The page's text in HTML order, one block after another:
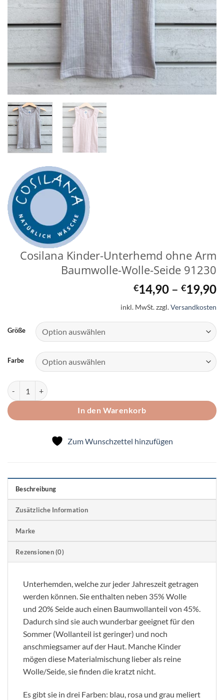
Cosilana Kinder-Unterhemd ohne Arm
Baumwolle-Wolle-Seide 91230
€14,90 – €19,90
inkl. MwSt.zzgl.Versandkosten
Größe
Farbe
Cosilana Kinder-Unterhemd ohne Arm Baumwolle-Wolle-Seide
In den Warenkorb
Zum Wunschzettel hinzufügen
Beschreibung
Zusätzliche Information
Marke
Rezensionen (0)
Unterhemden, welche zur jeder Jahreszeit getragen
werden können. Sie enthalten neben 35% Wolle
und 20% Seide auch einen Baumwollanteil von 45%.
Dadurch sind sie auch wunderbar geeignet für den
Sommer (Wollanteil ist geringer) und noch
anschmiegsamer auf der Haut. Manche Kinder
mögen diese Materialmischung lieber als reine
Wolle/Seide, sie finden die kratzt nicht.
Es gibt sie in drei Farben: blau, rosa und grau meliert